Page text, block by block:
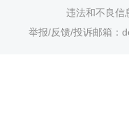
违法和不良信
举报/反馈/投诉邮箱：